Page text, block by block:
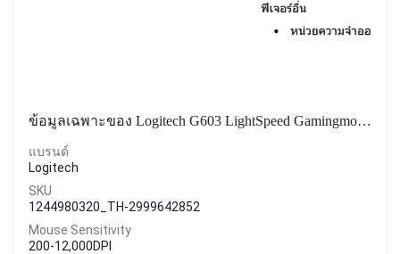
ข้อมูลเฉพาะของ Logitech G603 LightSpeed Gamingmouse ( เมาส์เกมมิ่ง )
แบรนด์
Logitech
SKU
1244980320_TH-2999642852
Mouse Sensitivity
200-12,000DPI